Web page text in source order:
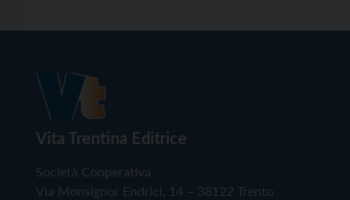
Vita Trentina Editrice
Società Cooperativa
Via Monsignor Endrici, 14 – 38122 Trento